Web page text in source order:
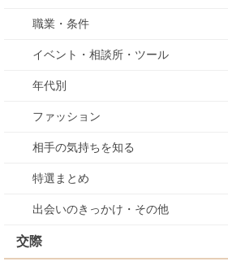
職業・条件
イベント・相談所・ツール
年代別
ファッション
相手の気持ちを知る
特選まとめ
出会いのきっかけ・その他
交際